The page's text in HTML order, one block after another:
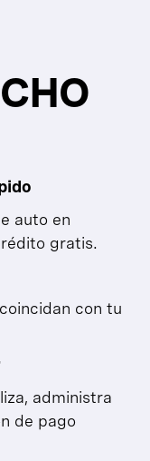
auto en
gratis.
con tu
administra
de pago